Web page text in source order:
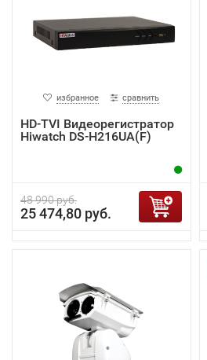
избранное сравнить
HD-TVI Видеорегистратор
Hiwatch DS-H216UA(F)
48 990 руб.
25 474,80 руб.